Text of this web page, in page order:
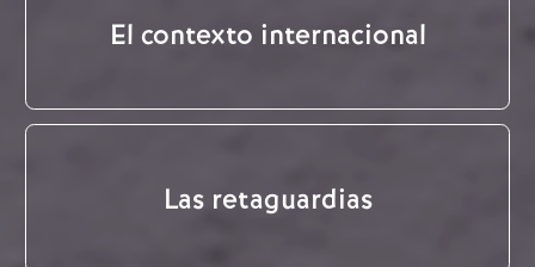
El contexto internacional
Las retaguardias